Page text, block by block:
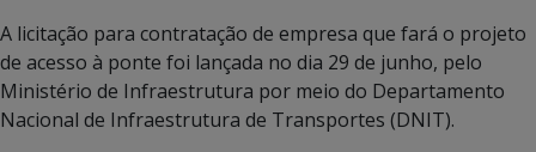
A licitação para contratação de empresa que fará o projeto
de acesso à ponte foi lançada no dia 29 de junho, pelo
Ministério de Infraestrutura por meio do Departamento
Nacional de Infraestrutura de Transportes (DNIT).